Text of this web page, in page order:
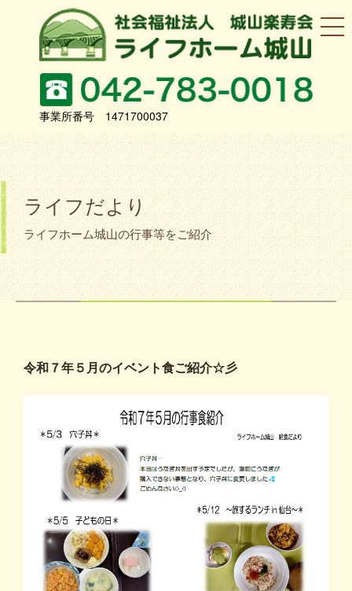
事業所番号 1471700037
ライフだより
ライフホーム城山の行事等をご紹介
令和７年５月のイベント食ご紹介☆彡